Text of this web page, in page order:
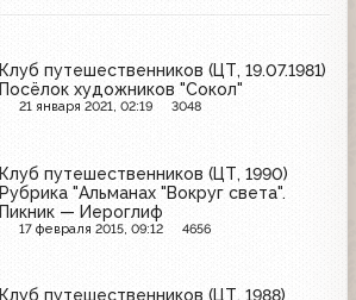
Клуб путешественников (ЦТ, 19.07.1981)
Посёлок художников "Сокол"
21 января 2021, 02:19 3048
Клуб путешественников (ЦТ, 1990)
Рубрика "Альманах "Вокруг света".
Пикник — Иероглиф
17 февраля 2015, 09:12 4656
Клуб путешественников (ЦТ, 1988)